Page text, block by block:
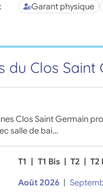
Garant physique
du Clos Saint
Clos Saint Germain
salle de bai…
T1 | T1 Bis | T2 | T2
Août 2026 |